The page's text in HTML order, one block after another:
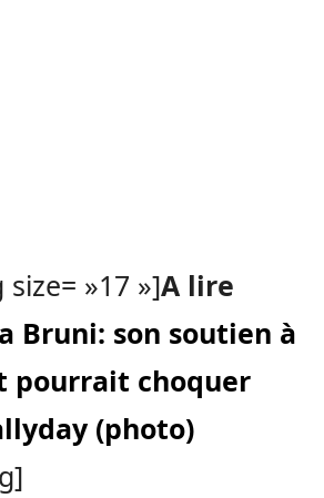
»17 »]A lire
Bruni: son soutien à
pourrait choquer
(photo)